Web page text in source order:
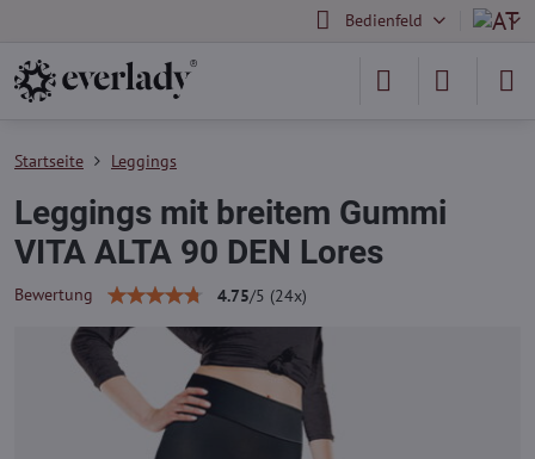
Bedienfeld
Startseite Leggings
Leggings mit breitem Gummi
VITA ALTA 90 DEN Lores
Bewertung 4.75/5 (24x)